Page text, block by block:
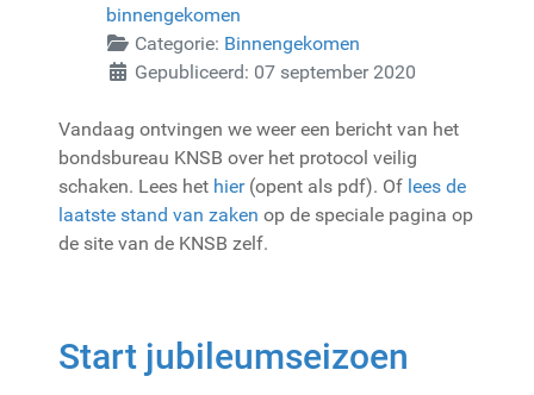
binnengekomen
Categorie: Binnengekomen
Gepubliceerd: 07 september 2020
Vandaag ontvingen we weer een bericht van het
bondsbureau KNSB over het protocol veilig
schaken. Lees het hier(opent als pdf). Of lees de
laatste stand van zaken op de speciale pagina op
de site van de KNSB zelf.
Start jubileumseizoen